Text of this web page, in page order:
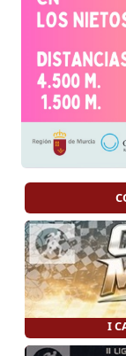
Un evento
natación en
esta travesía
I